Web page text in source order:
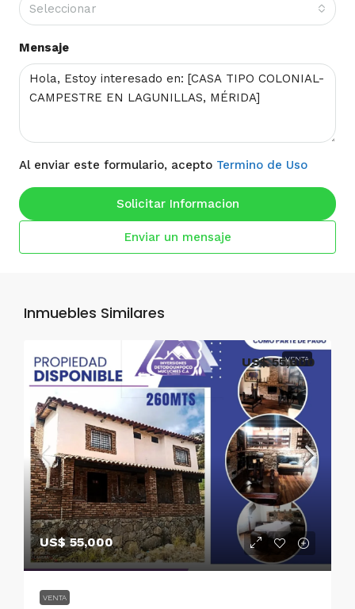
Seleccionar
Mensaje
Al enviar este formulario, acepto Termino de Uso
Solicitar Informacion
Enviar un mensaje
Inmuebles Similares
VENTA
US$ 55,000
VENTA
US$ 55,000